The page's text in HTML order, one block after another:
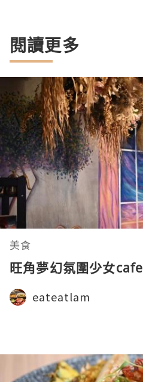
閱讀更多
美食
旺角夢幻氛圍少女cafe
eateatlam